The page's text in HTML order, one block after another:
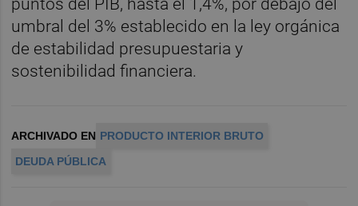
umbral del 3% establecido en la ley orgánica
de estabilidad presupuestaria y
sostenibilidad financiera.
ARCHIVADO EN PRODUCTO INTERIOR BRUTO
DEUDA PÚBLICA